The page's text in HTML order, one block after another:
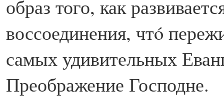
образ того, как
воссоединения, чтó
самых удивительных
Преображение Господне.